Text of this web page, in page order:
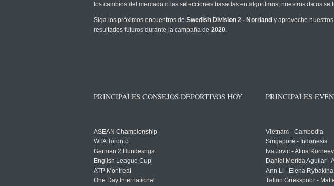
los cambios del mercado o las selecciones basadas en algoritmos, nuestros datos
Siga los próximos encuentros de Swedish Division 2 - Norrland y aproveche
resultados futuros durante la campaña de 2020.
PRINCIPALES CONSEJOS DEPORTIVOS HOY
ASEAN Championship
WTA Toronto
German 2 Bundesliga
English League Cup
ATP Montreal
One Day International
PRINCIPALES
Vietnam - Cambodia
Singapore - Indonesia
Iva Jovic - Alina
Daniel Merida Aguilar -
Ann Li - Elena Rybakina
Tallon Griekspoor -